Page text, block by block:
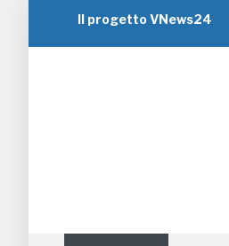
Il progetto VNews24